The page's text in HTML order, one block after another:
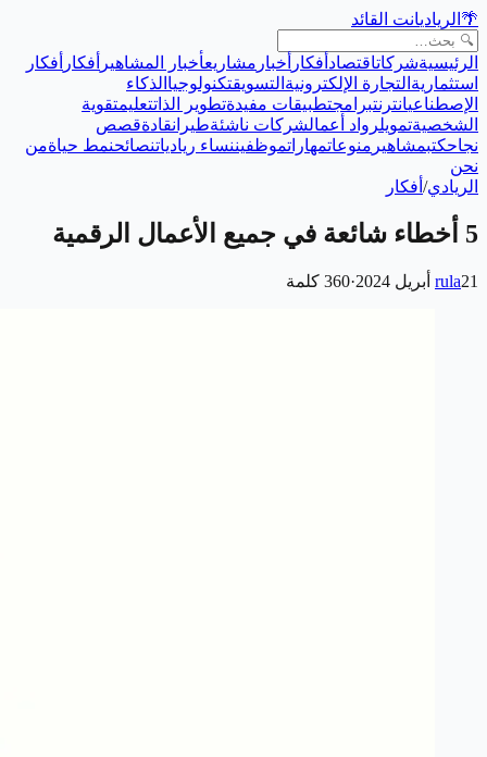
🌴 الرياديانت القائد
الرئيسيةشركاتاقتصاد أفكار أخبار مشاريعأخبار المشاهير أفكار أفكار
استثمارية التجارة الإلكترونية التسويقتكنولوجيا الذكاء
الإصطناعيانترنتبرامجتطبيقات مفيدةتطوير الذاتتعليمتقوية
الشخصيةتمويلرواد أعمالشركات ناشئةطيرانقادةقصص
نجاحكتبمشاهير منوعاتمهاراتموظفيننساء ريادياتنصائحنمط حياةمن
نحن
الريادي/ أفكار
5 أخطاء شائعة في جميع الأعمال الرقمية
rula21 أبريل 2024 ·
360 كلمة